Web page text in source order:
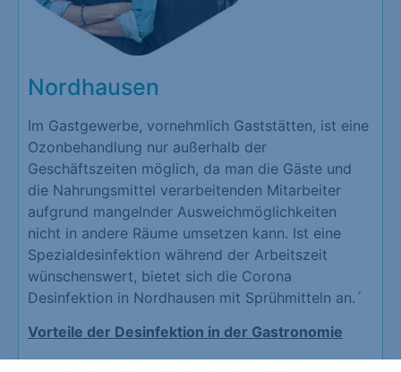
Nordhausen
Im Gastgewerbe, vornehmlich Gaststätten, ist eine
Ozonbehandlung nur außerhalb der
Geschäftszeiten möglich, da man die Gäste und
die Nahrungsmittel verarbeitenden Mitarbeiter
aufgrund mangelnder Ausweichmöglichkeiten
nicht in andere Räume umsetzen kann. Ist eine
Spezialdesinfektion während der Arbeitszeit
wünschenswert, bietet sich die Corona
Desinfektion in Nordhausen mit Sprühmitteln an.´
Vorteile der Desinfektion in der Gastronomie